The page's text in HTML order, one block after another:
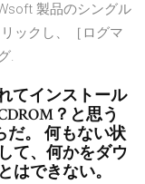
製品のシングル
ックし、［ログマ
.
てインストール
？と思う
だ。 何もない状
て、何かをダウ
はできない。